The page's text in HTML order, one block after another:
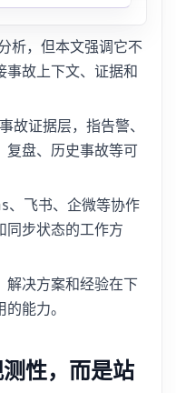
析，但本文强调它不
事故上下文、证据和
故证据层，指告警、
复盘、历史事故等可
、飞书、企微等协作
步状态的工作方
解决方案和经验在下
能力。
性，而是站